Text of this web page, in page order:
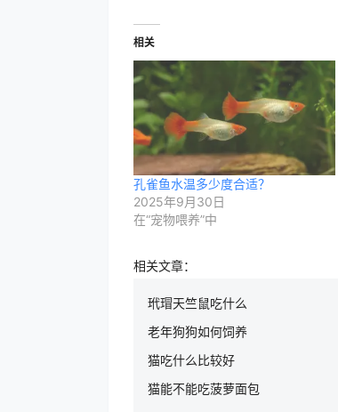
相关
孔雀鱼水温多少度合适？
2025年9月30日
在“宠物喂养”中
相关文章：
玳瑁天竺鼠吃什么
老年狗狗如何饲养
猫吃什么比较好
猫能不能吃菠萝面包